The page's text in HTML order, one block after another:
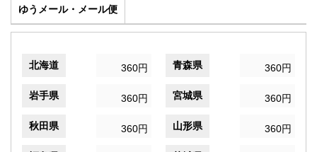
ゆうメール・メール便
北海道 360円 青森県 360円
岩手県 360円 宮城県 360円
秋田県 360円 山形県 360円